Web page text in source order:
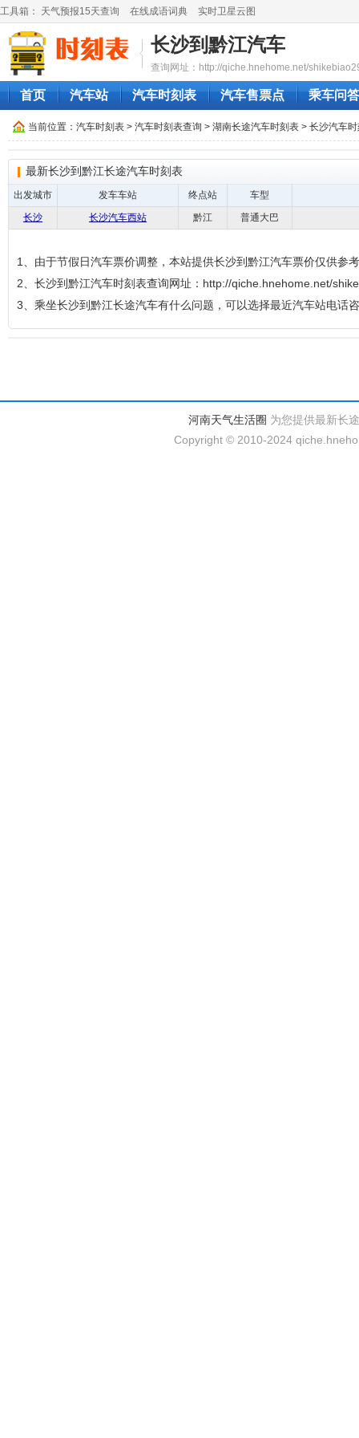
工具箱： 天气预报15天查询 在线成语词典 实时卫星云图
长沙到黔江汽车
查询网址：http://qiche.hnehome.net/
首页 汽车站 汽车时刻表 汽车售票点 乘车问答
当前位置： 汽车时刻表 > 汽车时刻表查询 > 湖南长途汽车时刻表 > 长沙汽车
最新长沙到黔江长途汽车时刻表
出发城市 发车车站 终点站
车型
长沙
长沙汽车西站 黔江 普通大巴
1、由于节假日汽车票价调整，本站提供长沙到黔江汽车票价仅供参
2、长沙到黔江汽车时刻表查询网址：http://qiche.hnehome.net/
3、乘坐长沙到黔江长途汽车有什么问题，可以选择最近汽车站电话
河南天气生活圈 为您提供最新长
Copyright © 2010-2024